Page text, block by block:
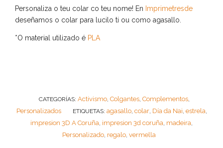
Personaliza o teu colar co teu nome! En Imprimetresde
deseñamos o colar para lucilo ti ou como agasallo.
*O material utilizado é PLA
CATEGORÍAS: Activismo, Colgantes, Complementos,
Personalizados ETIQUETAS: agasallo, colar, Día da Nai estrela
impresion 3D A Coruña impresion 3d coruña madeira
Personalizado regalo vermella